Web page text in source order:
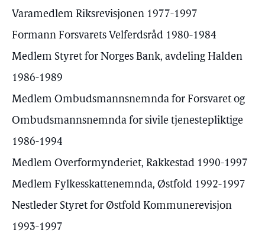
Varamedlem Riksrevisjonen 1977-1997
Formann Forsvarets Velferdsråd 1980-1984
Medlem Styret for Norges Bank, avdeling Halden
1986-1989
Medlem Ombudsmannsnemnda for Forsvaret og
Ombudsmannsnemnda for sivile tjenestepliktige
1986-1994
Medlem Overformynderiet, Rakkestad 1990-1997
Medlem Fylkesskattenemnda, Østfold 1992-1997
Nestleder Styret for Østfold Kommunerevisjon
1993-1997